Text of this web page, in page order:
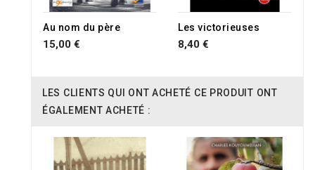
Au nom du père
15,00 €
Les victorieuses
8,40 €
LES CLIENTS QUI ONT ACHETÉ CE PRODUIT ONT
ÉGALEMENT ACHETÉ :